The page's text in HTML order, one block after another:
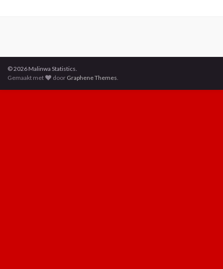
© 2026 Malinwa Statistics.
Gemaakt met
door Graphene Themes.